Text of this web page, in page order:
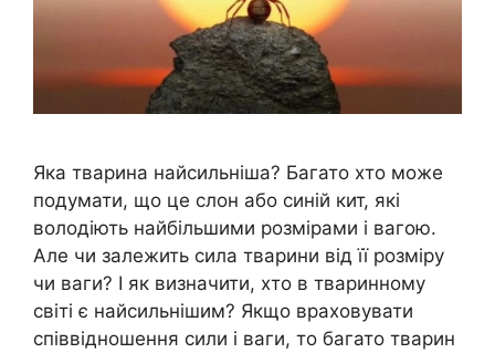
Яка тварина найсильніша? Багато хто може
подумати, що це слон або синій кит, які
володіють найбільшими розмірами і вагою.
Але чи залежить сила тварини від її розміру
чи ваги? І як визначити, хто в тваринному
світі є найсильнішим? Якщо враховувати
співвідношення сили і ваги, то багато тварин